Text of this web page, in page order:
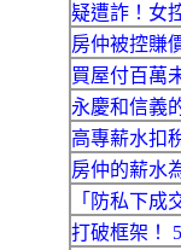
疑遭詐！女
房仲被控賺
買屋付百萬
永慶和信義
高專薪水扣
房仲的薪水
「防私下成
打破框架！